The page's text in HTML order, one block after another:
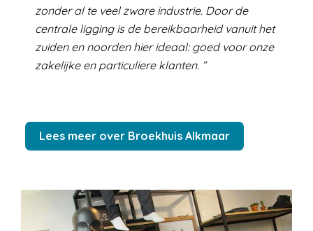
zonder al te veel zware industrie. Door de
centrale ligging is de bereikbaarheid vanuit het
zuiden en noorden hier ideaal: goed voor onze
zakelijke en particuliere klanten.
Lees meer over Broekhuis Alkmaar